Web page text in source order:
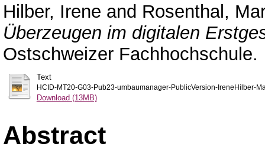
Hilber, Irene and Rosenthal,
Überzeugen im digitalen
Ostschweizer Fachhochschule.
Text
HCID-MT20-G03-Pub23-umbaumanager-PublicVersion-IreneHilber-
Download (13MB)
Abstract